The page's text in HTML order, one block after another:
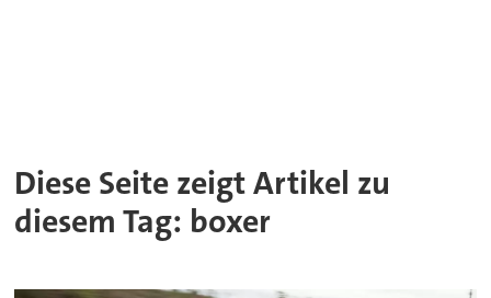
Diese Seite zeigt Artikel zu
diesem Tag: boxer